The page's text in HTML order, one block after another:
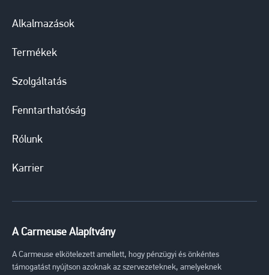
Alkalmazások
Termékek
Szolgáltatás
Fenntarthatóság
Rólunk
Karrier
A Carmeuse Alapítvány
A Carmeuse elkötelezett amellett, hogy pénzügyi és önkéntes
támogatást nyújtson azoknak az szervezeteknek, amelyeknek